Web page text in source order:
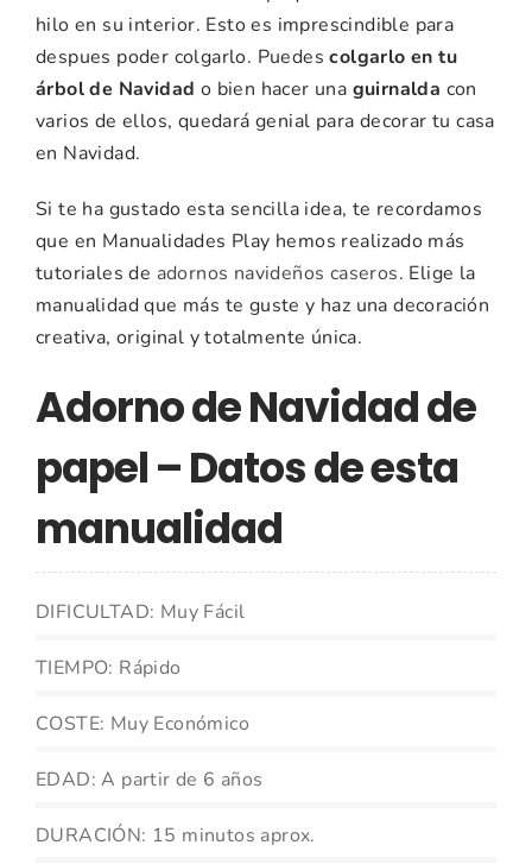
hilo en su interior. Esto es imprescindible para
despues poder colgarlo. Puedescolgarlo en tu
árbol de Navidad o bien hacer una guirnalda con
varios de ellos, quedará genial para decorar tu casa
en Navidad.
Si te ha gustado esta sencilla idea, te recordamos
que en Manualidades Play hemos realizado más
tutoriales de adornos navideños caseros. Elige la
manualidad que más te guste y haz una decoración
creativa, original y totalmente única.
Adorno de Navidad de
papel – Datos de esta
manualidad
DIFICULTAD: Muy Fácil
TIEMPO: Rápido
COSTE: Muy Económico
EDAD: A partir de 6 años
DURACIÓN: 15 minutos aprox.